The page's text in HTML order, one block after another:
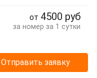
Шкаф
от 4500 руб
за номер за 1 сутки
Отправить заявку